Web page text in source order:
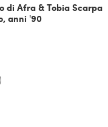
di Afra & Tobia Scarpa
anni '90